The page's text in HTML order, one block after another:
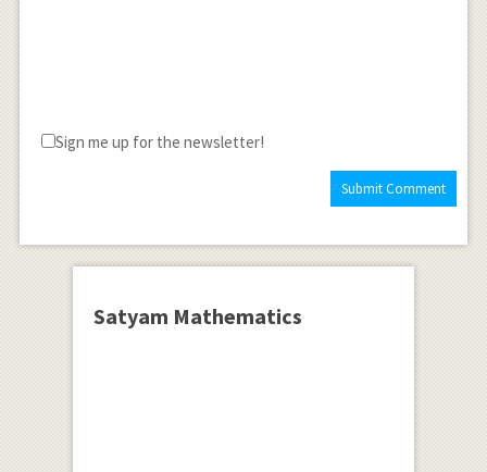
Sign me up for the newsletter!
Satyam Mathematics